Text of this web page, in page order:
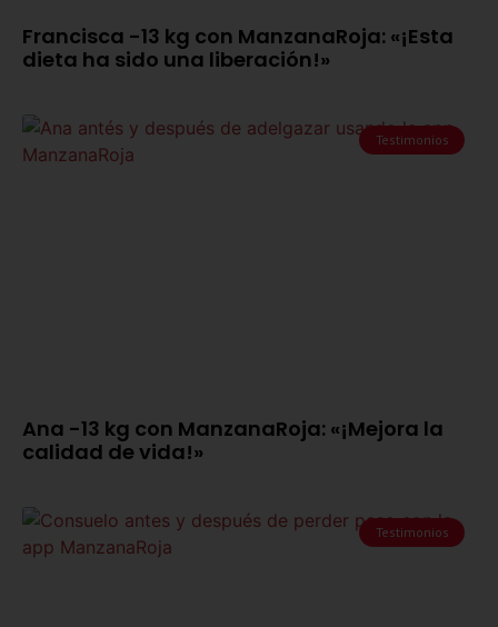
Francisca -13 kg con ManzanaRoja: «¡Esta
dieta ha sido una liberación!»
Testimonios
Ana -13 kg con ManzanaRoja: «¡Mejora la
calidad de vida!»
Testimonios